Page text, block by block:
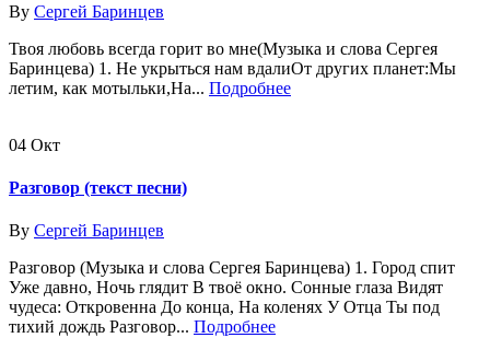
By Сергей Баринцев
Твоя любовь всегда горит во мне(Музыка и слова Сергея
Баринцева) 1. Не укрыться нам вдалиОт других планет:Мы
летим, как мотыльки,На... Подробнее
04 Окт
Разговор (текст песни)
By Сергей Баринцев
Разговор (Музыка и слова Сергея Баринцева) 1. Город спит
Уже давно, Ночь глядит В твоё окно. Сонные глаза Видят
чудеса: Откровенна До конца, На коленях У Отца Ты под
тихий дождь Разговор... Подробнее